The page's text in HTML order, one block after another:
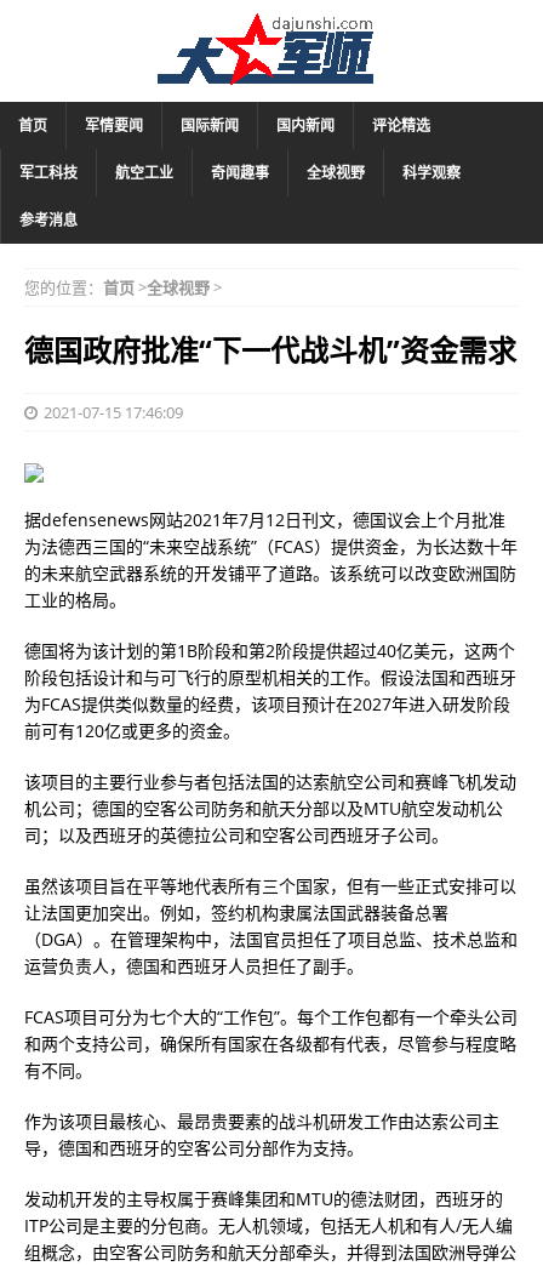
首页 军情要闻 国际新闻 国内新闻 评论精选
军工科技 航空工业 奇闻趣事 全球视野 科学观察
参考消息
您的位置： 首页>全球视野>
德国政府批准“下一代战斗机”资金需求
2021-07-15 17:46:09
据defensenews网站2021年7月12日刊文，德国议会上个月批准
为法德西三国的“未来空战系统”（FCAS）提供资金，为长达数十年
的未来航空武器系统的开发铺平了道路。该系统可以改变欧洲国防
工业的格局。
德国将为该计划的第1B阶段和第2阶段提供超过40亿美元，这两个
阶段包括设计和与可飞行的原型机相关的工作。假设法国和西班牙
为FCAS提供类似数量的经费，该项目预计在2027年进入研发阶段
前可有120亿或更多的资金。
该项目的主要行业参与者包括法国的达索航空公司和赛峰飞机发动
机公司；德国的空客公司防务和航天分部以及MTU航空发动机公
司；以及西班牙的英德拉公司和空客公司西班牙子公司。
虽然该项目旨在平等地代表所有三个国家，但有一些正式安排可以
让法国更加突出。例如，签约机构隶属法国武器装备总署
（DGA）。在管理架构中，法国官员担任了项目总监、技术总监和
运营负责人，德国和西班牙人员担任了副手。
FCAS项目可分为七个大的“工作包”。每个工作包都有一个牵头公司
和两个支持公司，确保所有国家在各级都有代表，尽管参与程度略
有不同。
作为该项目最核心、最昂贵要素的战斗机研发工作由达索公司主
导，德国和西班牙的空客公司分部作为支持。
发动机开发的主导权属于赛峰集团和MTU的德法财团，西班牙的
ITP公司是主要的分包商。无人机领域，包括无人机和有人/无人编
组概念，由空客公司防务和航天分部牵头，并得到法国欧洲导弹公